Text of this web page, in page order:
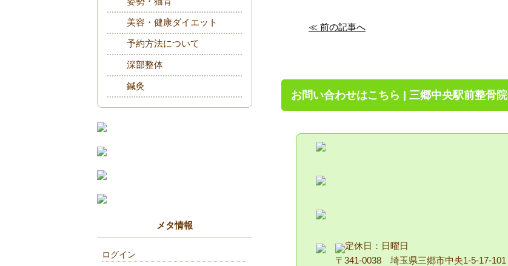
≪ 前の記事へ
お問い合わせはこちら | 三郷中央駅前整骨院
定休日：日曜日
〒341-0038 埼玉県三郷市中央1-5-17-101
美容・健康ダイエット
予約方法について
深部整体
鍼灸
メタ情報
ログイン